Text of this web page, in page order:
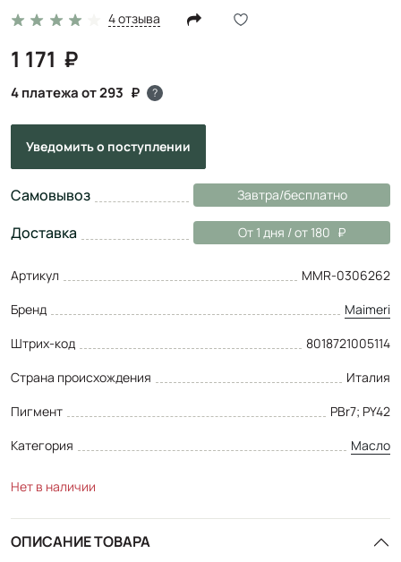
4 отзыва
1 171
4 платежа от 293 ?
Уведомитьо поступлении
Самовывоз Завтра/бесплатно
Доставка От 1 дня / от 180
Артикул
MMR-0306262
Бренд
Maimeri
Штрих-код
8018721005114
Страна происхождения
Италия
Пигмент
PBr7; PY42
Категория
Масло
Нет в наличии
ОПИСАНИЕ ТОВАРА